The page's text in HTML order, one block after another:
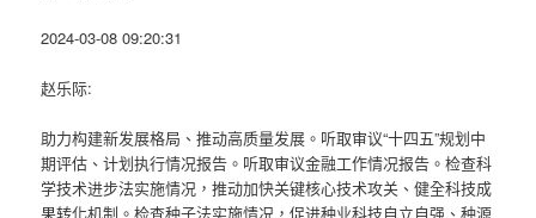
2024-03-08 09:20:31
赵乐际:
助力构建新发展格局、推动高质量发展。听取审议“十四五”规划中
期评估、计划执行情况报告。听取审议金融工作情况报告。检查科
学技术进步法实施情况，推动加快关键核心技术攻关、健全科技成
果转化机制。检查种子法实施情况，促进种业科技自立自强、种源